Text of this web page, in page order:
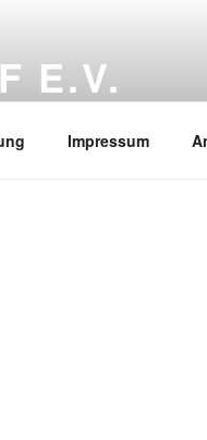
E.V.
Impressum